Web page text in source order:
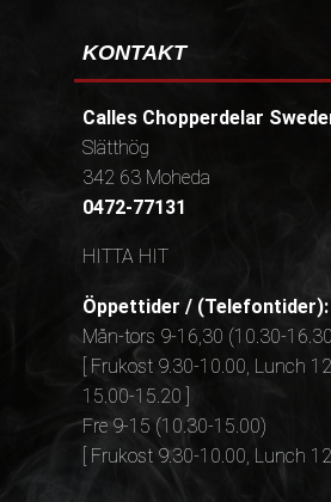
KONTAKT
Calles Chopperdelar
Slätthög
342 63 Moheda
0472-77131
HITTA HIT
Öppettider / (Telefontider):
Mån-tors 9-16,30 (10.30-
[ Frukost 9.30-10.00, Lunch
15.00-15.20 ]
Fre 9-15 (10.30-15.00)
[ Frukost 9.30-10.00, Lunch